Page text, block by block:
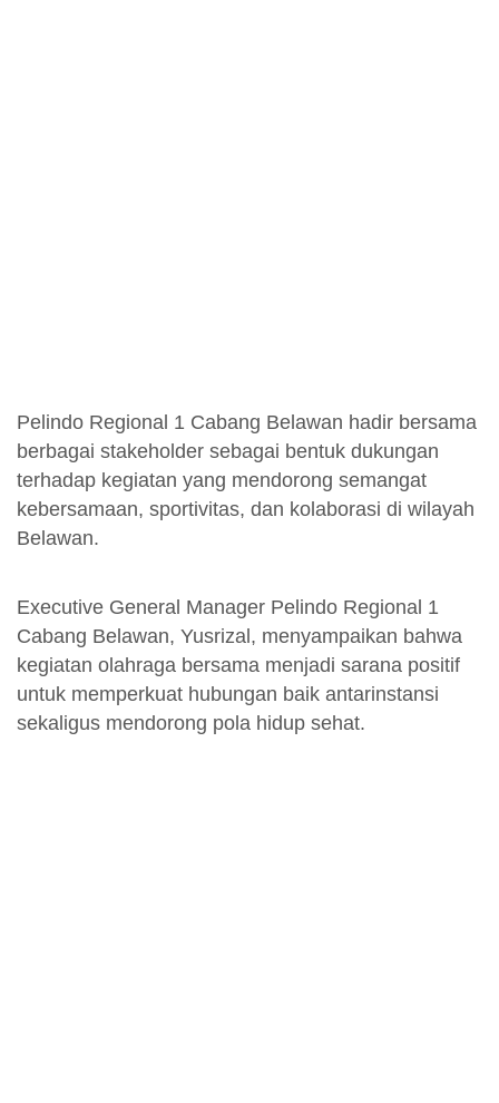
Pelindo Regional 1 Cabang Belawan hadir bersama
berbagai stakeholder sebagai bentuk dukungan
terhadap kegiatan yang mendorong semangat
kebersamaan, sportivitas, dan kolaborasi di wilayah
Belawan.
Executive General Manager Pelindo Regional 1
Cabang Belawan, Yusrizal, menyampaikan bahwa
kegiatan olahraga bersama menjadi sarana positif
untuk memperkuat hubungan baik antarinstansi
sekaligus mendorong pola hidup sehat.